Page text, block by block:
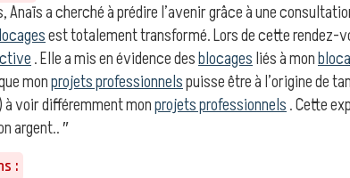
a cherché à prédire l’avenir grâce à une
est totalement transformé. Lors de cette rendez-
. Elle a mis en évidence desblocagesliés à mon
monprojets professionnelspuisse être à l’origine de
à voir différemment monprojets professionnels. Cette
argent.. ″
: